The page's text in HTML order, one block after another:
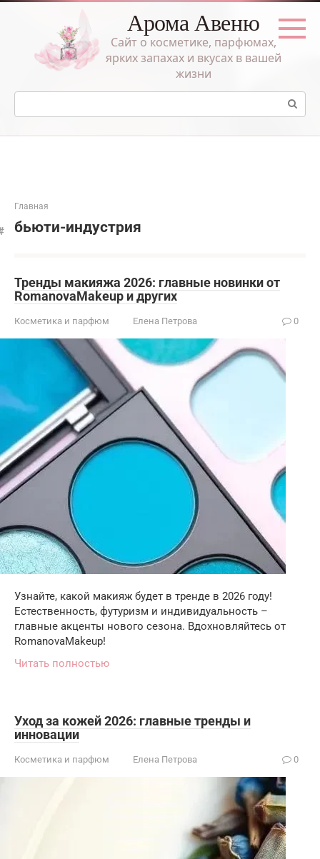
Перейти
Арома Авеню
Сайт о косметике, парфюмах,
ярких запахах и вкусах в вашей
жизни
Поиск:
Главная
бьюти-индустрия
Тренды макияжа 2026: главные новинки от
RomanovaMakeup и других
Косметика и парфюм Елена Петрова 0
Узнайте, какой макияж будет в тренде в 2026 году!
Естественность, футуризм и индивидуальность –
главные акценты нового сезона. Вдохновляйтесь от
RomanovaMakeup!
Читать полностью
Уход за кожей 2026: главные тренды и
инновации
Косметика и парфюм Елена Петрова 0